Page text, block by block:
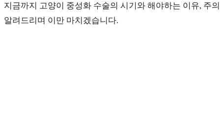
지금까지 고양이 중성화 수술의 시기와 해야하는 이유, 주
알려드리며 이만 마치겠습니다.